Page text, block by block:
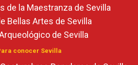
de la Maestranza de Sevilla
Bellas Artes de Sevilla
de Sevilla
conocer Sevilla